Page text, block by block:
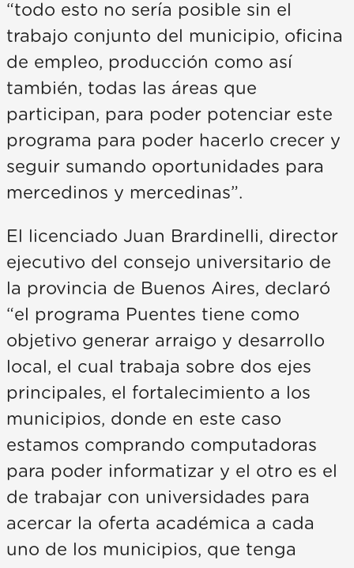
“todo esto no sería posible sin el
trabajo conjunto del municipio, oficina
de empleo, producción como así
también, todas las áreas que
participan, para poder potenciar este
programa para poder hacerlo crecer y
seguir sumando oportunidades para
mercedinos y mercedinas”.
El licenciado Juan Brardinelli, director
ejecutivo del consejo universitario de
la provincia de Buenos Aires, declaró
“el programa Puentes tiene como
objetivo generar arraigo y desarrollo
local, el cual trabaja sobre dos ejes
principales, el fortalecimiento a los
municipios, donde en este caso
estamos comprando computadoras
para poder informatizar y el otro es el
de trabajar con universidades para
acercar la oferta académica a cada
uno de los municipios, que tenga